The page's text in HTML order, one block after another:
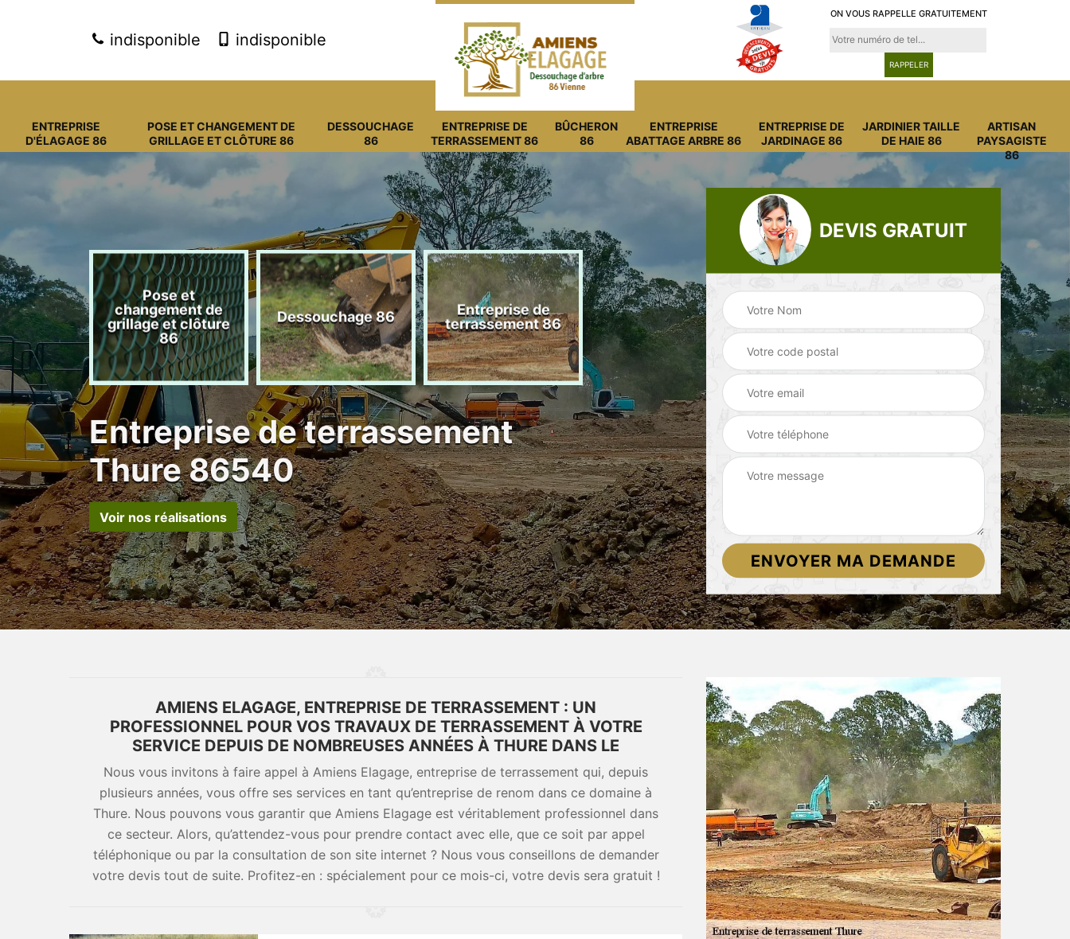
indisponible indisponible
ON VOUS RAPPELLE GRATUITEMENT
ENTREPRISE
D'ÉLAGAGE 86
POSE ET CHANGEMENT DE
GRILLAGE ET CLÔTURE 86
DESSOUCHAGE
86
ENTREPRISE DE
TERRASSEMENT 86
BÛCHERON
86
ENTREPRISE
ABATTAGE ARBRE 86
ENTREPRISE DE
JARDINAGE 86
JARDINIER TAILLE
DE HAIE 86
ARTISAN
PAYSAGISTE
86
86
Pose et
changement de
grillage et clôture
86
Dessouchage 86
Entreprise de
terrassement 86
Bûcheron 86
Entreprise de
jardinage 86
Entreprise de terrassement
Thure 86540
Voir nos réalisations
DEVIS GRATUIT
AMIENS ELAGAGE, ENTREPRISE DE TERRASSEMENT : UN
PROFESSIONNEL POUR VOS TRAVAUX DE TERRASSEMENT À VOTRE
SERVICE DEPUIS DE NOMBREUSES ANNÉES À THURE DANS LE
Nous vous invitons à faire appel à Amiens Elagage, entreprise de terrassement qui, depuis
plusieurs années, vous offre ses services en tant qu’entreprise de renom dans ce domaine à
Thure. Nous pouvons vous garantir que Amiens Elagage est véritablement professionnel dans
ce secteur. Alors, qu’attendez-vous pour prendre contact avec elle, que ce soit par appel
téléphonique ou par la consultation de son site internet ? Nous vous conseillons de demander
votre devis tout de suite. Profitez-en : spécialement pour ce mois-ci, votre devis sera gratuit !